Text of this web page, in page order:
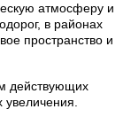
атмосферу и
в районах
пространство и
действующих
увеличения.